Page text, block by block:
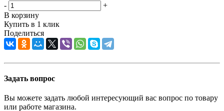
-
+
В корзину
Купить в 1 клик
Поделиться
Задать вопрос
Вы можете задать любой интересующий вас вопрос по товару
или работе магазина.